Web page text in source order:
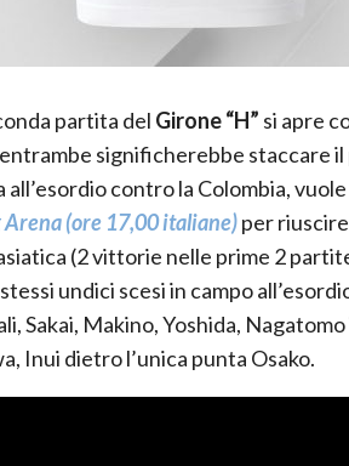
partita del Girone “H” si apre
significherebbe staccare il
all’esordio contro la Colombia,
(ore 17,00 italiane) per
(2 vittorie nelle prime 2
undici scesi in campo
Sakai, Makino, Yoshida, Nagatomo
, Inui dietro l’unica punta Osako.